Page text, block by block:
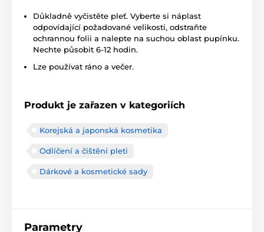
Důkladně vyčistěte pleť. Vyberte si náplast
odpovídající požadované velikosti, odstraňte
ochrannou folii a nalepte na suchou oblast pupínku.
Nechte působit 6-12 hodin.
Lze používat ráno a večer.
Produkt je zařazen v kategoriích
Korejská a japonská kosmetika
Odlíčení a čištění pleti
Dárkové a kosmetické sady
Parametry